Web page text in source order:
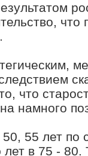
что
намного
55 лет
лет в 75 -